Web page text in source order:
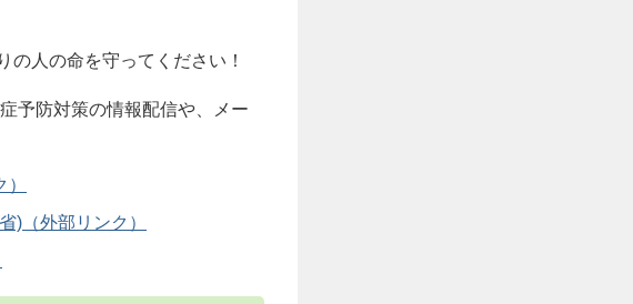
人の命を守ってください！
予防対策の情報配信や、メー
)